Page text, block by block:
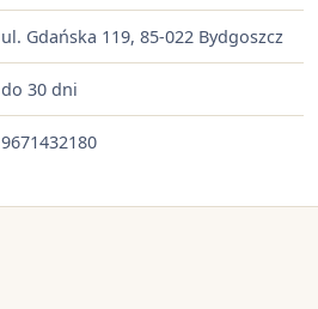
ul. Gdańska 119, 85-022 Bydgoszcz
do 30 dni
9671432180